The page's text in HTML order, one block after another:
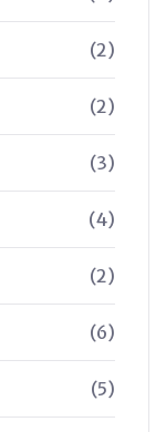
(2)
(2)
(3)
(4)
(2)
(6)
(5)